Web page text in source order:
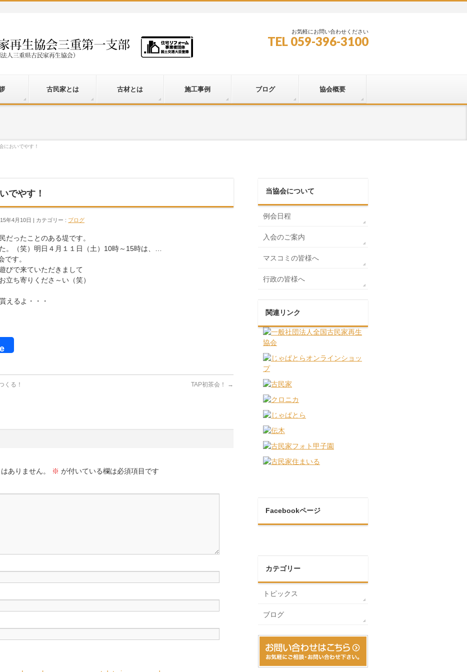
お気軽にお問い合わせください
TEL 059-396-3100
古民家とは 古材とは 施工事例 ブログ 協会概要
においでやす！
でやす！
年4月10日 カテゴリー : ブログ
だったことのある堤です。
。（笑）明日４月１１日（土）10時～15時は、
です。
びで来ていただきまして
立ち寄りくださ～い（笑）
えるよ・・・
くる！ TAP初茶会！ →
ありません。 ※ が付いている欄は必須項目です
当協会について
例会日程
入会のご案内
マスコミの皆様へ
行政の皆様へ
関連リンク
Facebookページ
カテゴリー
トピックス
ブログ